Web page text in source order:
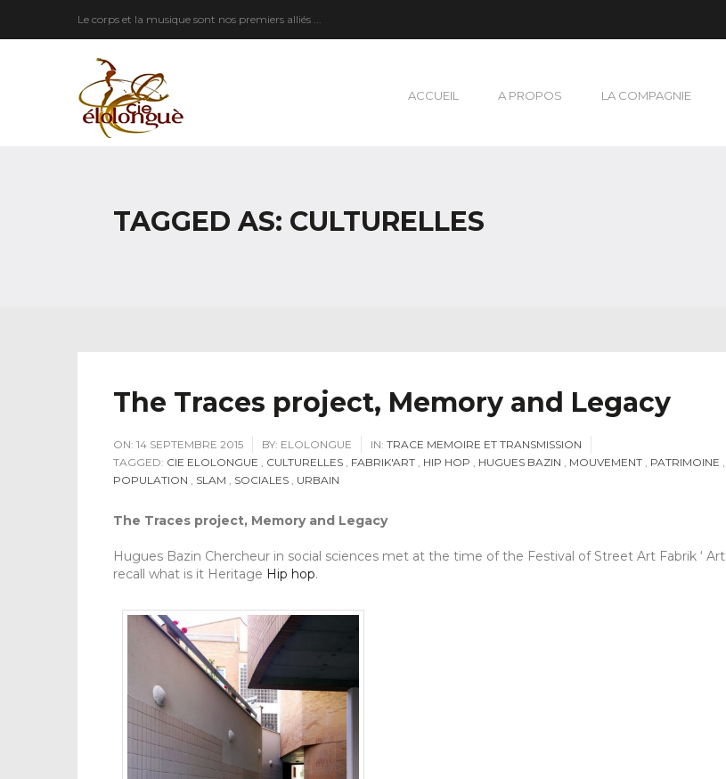
Le corps et la musique sont nos premiers alliés ...
ACCUEIL A PROPOS LA COMPAGNIE
TAGGED AS: CULTURELLES
The Traces project, Memory and Legacy
ON: 14 SEPTEMBRE 2015 BY: ELOLONGUE IN: TRACE MEMOIRE ET TRANSMISSION
TAGGED: CIE ELOLONGUE , CULTURELLES , FABRIK'ART , HIP HOP , HUGUES BAZIN , MOUVEMENT , PATRIMOINE ,
POPULATION , SLAM , SOCIALES , URBAIN
The Traces project, Memory and Legacy
Hugues Bazin Chercheur in social sciences met at the time of the Festival of Street Art Fabrik ‘ Art
recall what is it Heritage Hip hop.